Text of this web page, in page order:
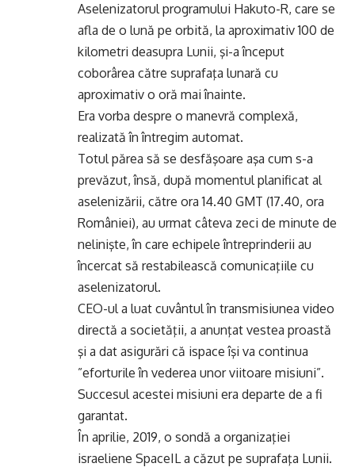
Aselenizatorul programului Hakuto-R, care se
afla de o lună pe orbită, la aproximativ 100 de
kilometri deasupra Lunii, şi-a început
coborârea către suprafaţa lunară cu
aproximativ o oră mai înainte.
Era vorba despre o manevră complexă,
realizată în întregim automat.
Totul părea să se desfăşoare aşa cum s-a
prevăzut, însă, după momentul planificat al
aselenizării, către ora 14.40 GMT (17.40, ora
României), au urmat câteva zeci de minute de
nelinişte, în care echipele întreprinderii au
încercat să restabilească comunicaţiile cu
aselenizatorul.
CEO-ul a luat cuvântul în transmisiunea video
directă a societăţii, a anunţat vestea proastă
şi a dat asigurări că ispace îşi va continua
”eforturile în vederea unor viitoare misiuni”.
Succesul acestei misiuni era departe de a fi
garantat.
În aprilie, 2019, o sondă a organizaţiei
israeliene SpaceIL a căzut pe suprafaţa Lunii.